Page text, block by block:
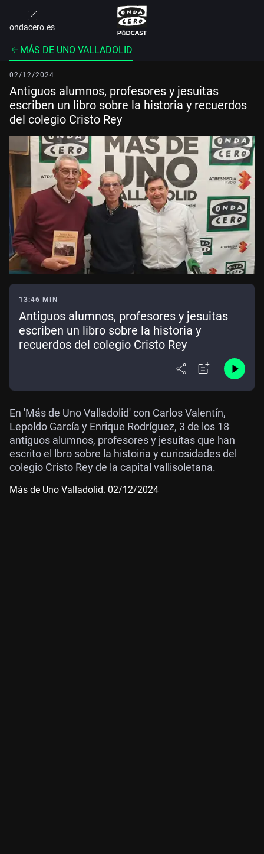
ondacero.es
MÁS DE UNO VALLADOLID
02/12/2024
Antiguos alumnos, profesores y jesuitas
escriben un libro sobre la historia y recuerdos
del colegio Cristo Rey
13:46 MIN
Antiguos alumnos, profesores y jesuitas
escriben un libro sobre la historia y
recuerdos del colegio Cristo Rey
En 'Más de Uno Valladolid' con Carlos Valentín,
Lepoldo García y Enrique Rodríguez, 3 de los 18
antiguos alumnos, profesores y jesuitas que han
escrito el lbro sobre la histoiria y curiosidades del
colegio Cristo Rey de la capital vallisoletana.
Más de Uno Valladolid. 02/12/2024